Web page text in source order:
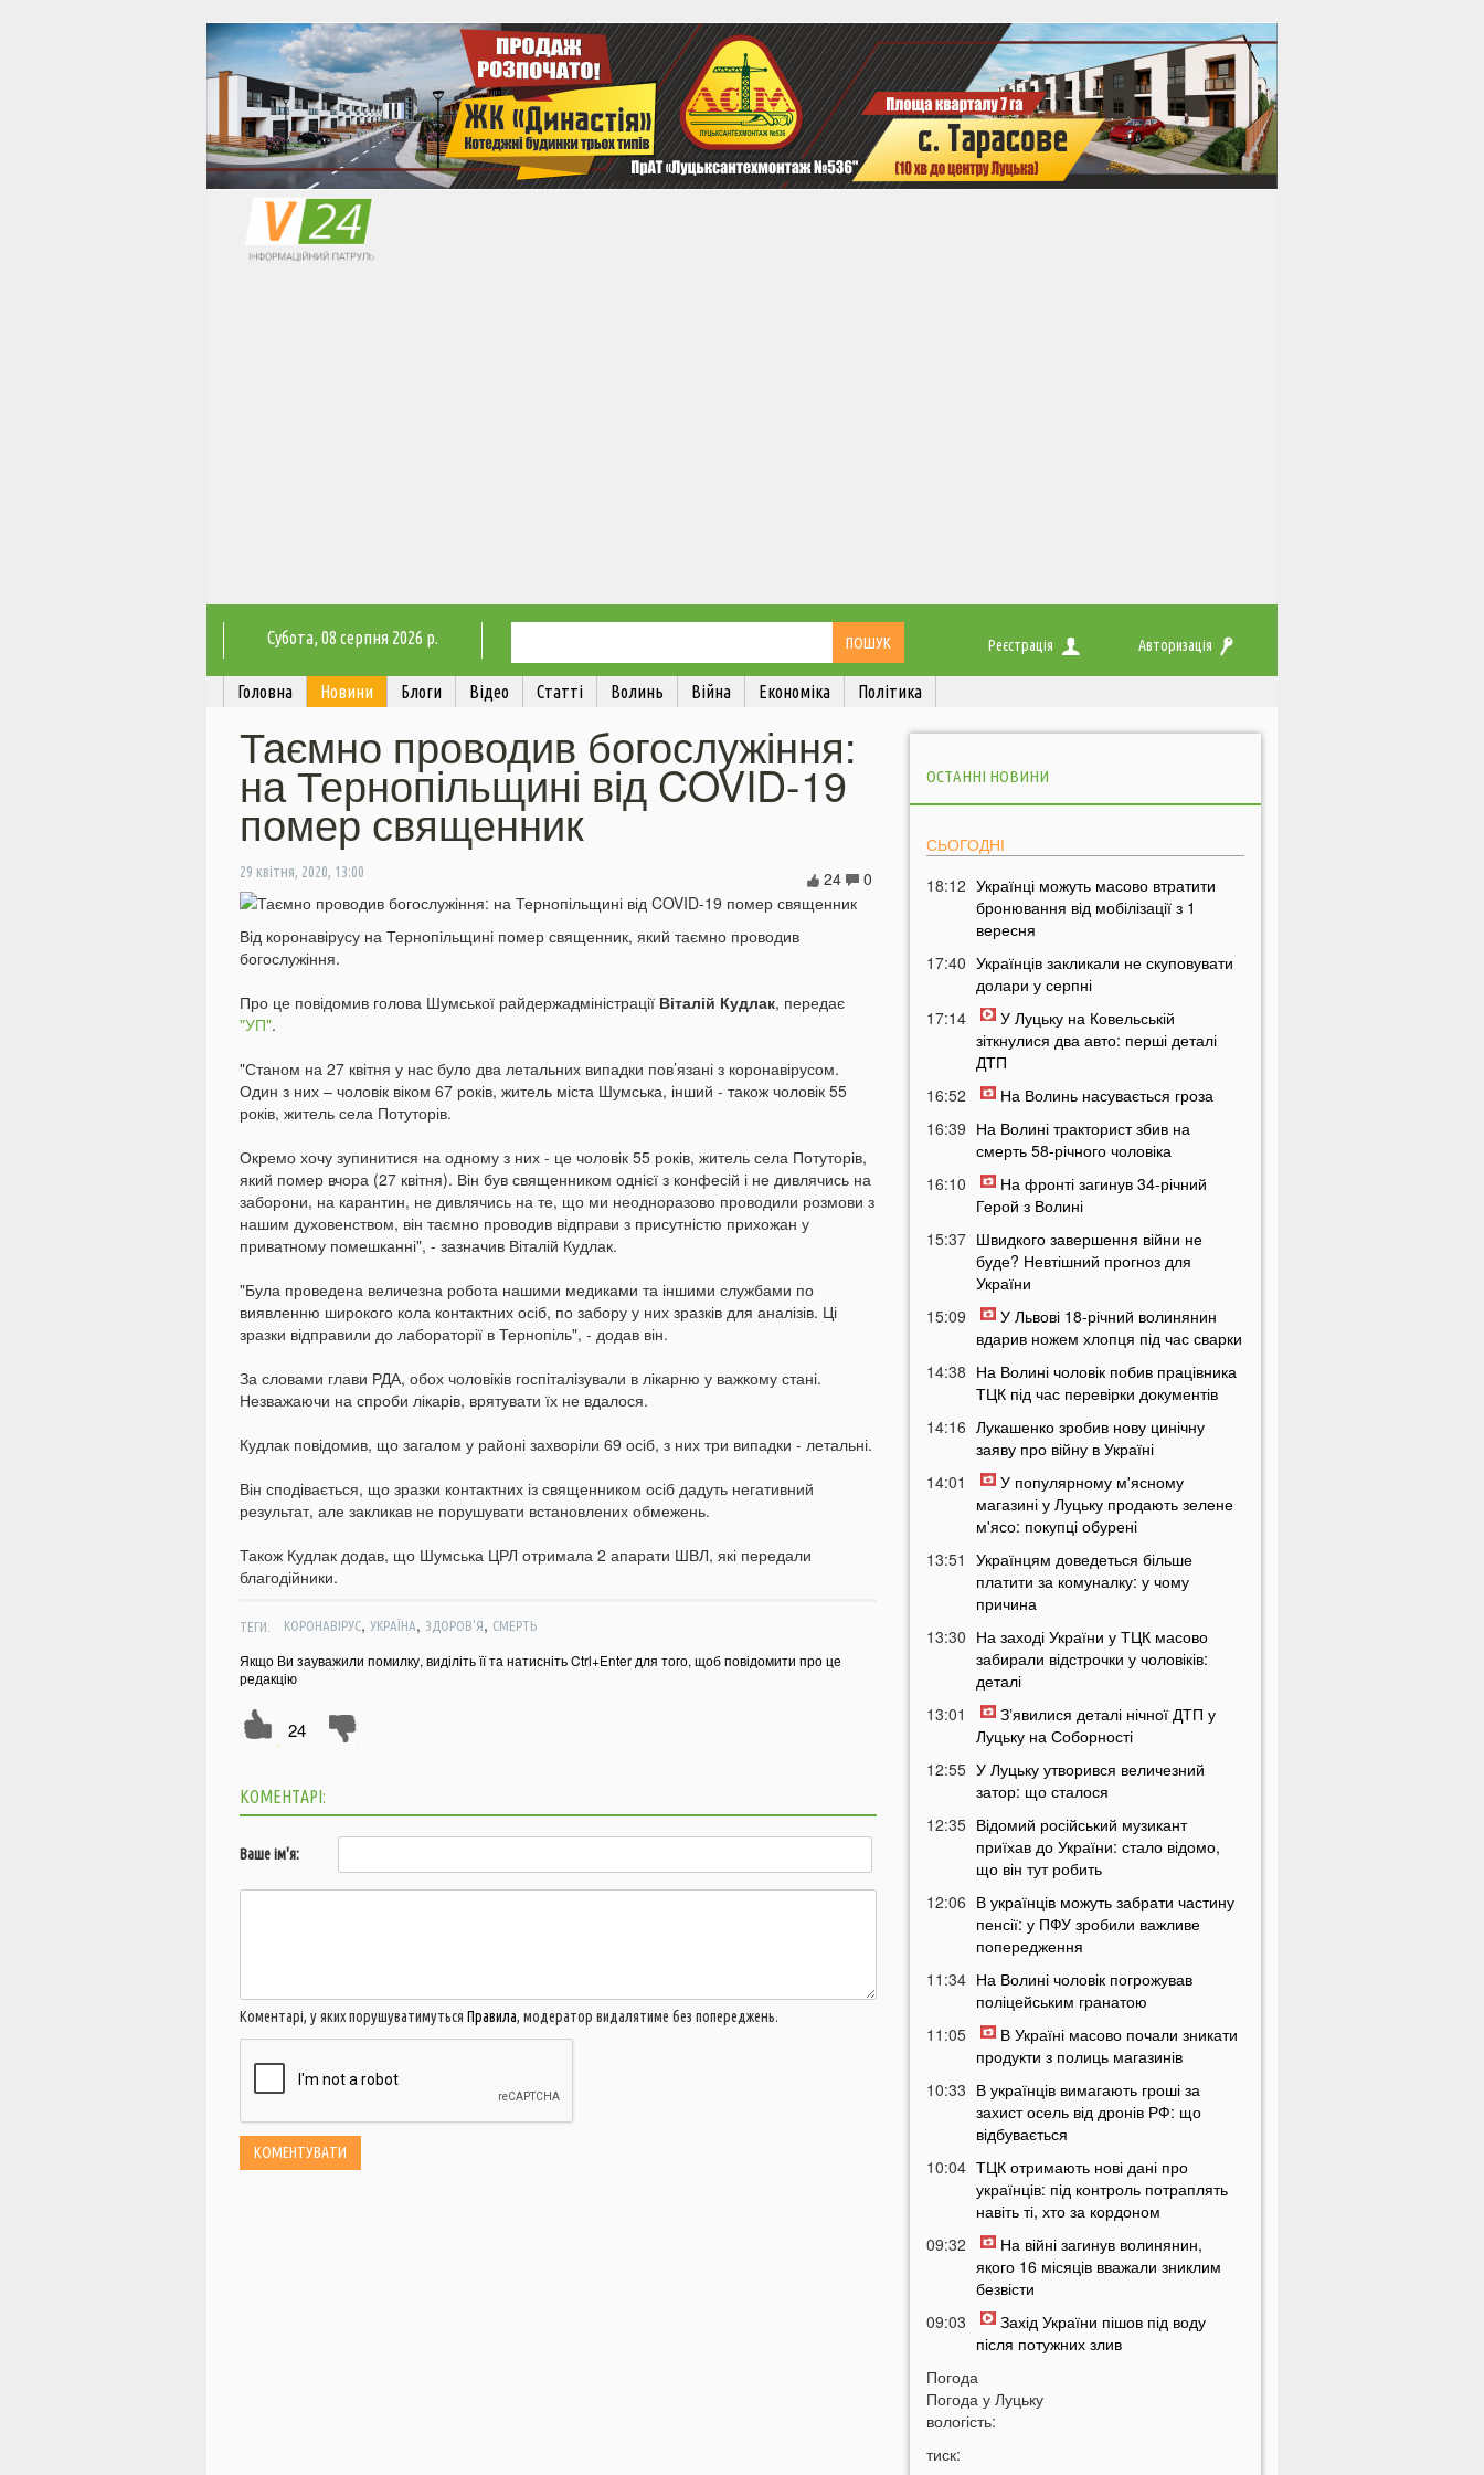
Субота, 08 серпня 2026 р. Реєстрація Авторизація
Головна Новини Блоги Відео Статті Волинь Війна Економіка Політика
Таємно проводив богослужіння:
на Тернопільщині від COVID-19
помер священник
29 квітня, 2020, 13:00 0
24
Від коронавірусу на Тернопільщині помер священник, який таємно проводив
богослужіння.
Про це повідомив голова Шумської райдержадміністрації Віталій Кудлак, передає
"УП".
"Станом на 27 квітня у нас було два летальних випадки пов’язані з коронавірусом.
Один з них – чоловік віком 67 років, житель міста Шумська, інший - також чоловік 55
років, житель села Потуторів.
Окремо хочу зупинитися на одному з них - це чоловік 55 років, житель села Потуторів,
який помер вчора (27 квітня). Він був священником однієї з конфесій і не дивлячись на
заборони, на карантин, не дивлячись на те, що ми неодноразово проводили розмови з
нашим духовенством, він таємно проводив відправи з присутністю прихожан у
приватному помешканні", - зазначив Віталій Кудлак.
"Була проведена величезна робота нашими медиками та іншими службами по
виявленню широкого кола контактних осіб, по забору у них зразків для аналізів. Ці
зразки відправили до лабораторії в Тернопіль", - додав він.
За словами глави РДА, обох чоловіків госпіталізували в лікарню у важкому стані.
Незважаючи на спроби лікарів, врятувати їх не вдалося.
Кудлак повідомив, що загалом у районі захворіли 69 осіб, з них три випадки - летальні.
Він сподівається, що зразки контактних із священником осіб дадуть негативний
результат, але закликав не порушувати встановлених обмежень.
Також Кудлак додав, що Шумська ЦРЛ отримала 2 апарати ШВЛ, які передали
благодійники.
ТЕГИ: КОРОНАВІРУС, УКРАЇНА, ЗДОРОВ'Я, СМЕРТЬ
Якщо Ви зауважили помилку, виділіть її та натисніть Ctrl+Enter для того, щоб повідомити про це
редакцію
24
КОМЕНТАРІ:
Ваше ім'я:
Коментарі, у яких порушуватимуться Правила, модератор видалятиме без попереджень.
ОСТАННІ НОВИНИ
СЬОГОДНІ
18:12 Українці можуть масово втратити
бронювання від мобілізації з 1
вересня
17:40 Українців закликали не скуповувати
долари у серпні
17:14
У Луцьку на Ковельській
зіткнулися два авто: перші деталі
ДТП
16:52
На Волинь насувається гроза
16:39 На Волині тракторист збив на
смерть 58-річного чоловіка
16:10
На фронті загинув 34-річний
Герой з Волині
15:37 Швидкого завершення війни не
буде? Невтішний прогноз для
України
15:09
У Львові 18-річний волинянин
вдарив ножем хлопця під час сварки
14:38 На Волині чоловік побив працівника
ТЦК під час перевірки документів
14:16 Лукашенко зробив нову цинічну
заяву про війну в Україні
14:01
У популярному м'ясному
магазині у Луцьку продають зелене
м'ясо: покупці обурені
13:51
Українцям доведеться більше
платити за комуналку: у чому
причина
13:30 На заході України у ТЦК масово
забирали відстрочки у чоловіків:
деталі
13:01
Зʼявилися деталі нічної ДТП у
Луцьку на Соборності
12:55 У Луцьку утворився величезний
затор: що сталося
12:35 Відомий російський музикант
приїхав до України: стало відомо,
що він тут робить
12:06 В українців можуть забрати частину
пенсії: у ПФУ зробили важливе
попередження
11:34 На Волині чоловік погрожував
поліцейським гранатою
11:05
В Україні масово почали зникати
продукти з полиць магазинів
10:33 В українців вимагають гроші за
захист осель від дронів РФ: що
відбувається
10:04 ТЦК отримають нові дані про
українців: під контроль потраплять
навіть ті, хто за кордоном
09:32
На війні загинув волинянин,
якого 16 місяців вважали зниклим
безвісти
09:03
Захід України пішов під воду
після потужних злив
08:50
мотоцикл: є травмований
07:46
Погода
Погода у Луцьку
вологість:
тиск: